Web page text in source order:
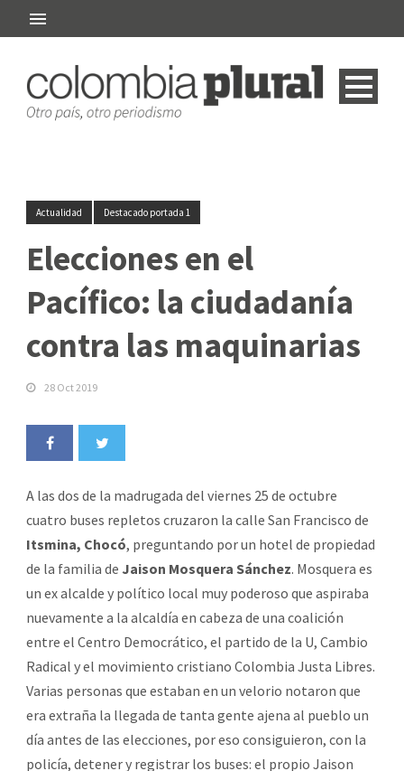
Actualidad Destacado portada 1
Elecciones en el
Pacífico: la ciudadanía
contra las maquinarias
28 Oct 2019
A las dos de la madrugada del viernes 25 de octubre
cuatro buses repletos cruzaron la calle San Francisco de
Itsmina, Chocó, preguntando por un hotel de propiedad
de la familia de Jaison Mosquera Sánchez. Mosquera es
un ex alcalde y político local muy poderoso que aspiraba
nuevamente a la alcaldía en cabeza de una coalición
entre el Centro Democrático, el partido de la U, Cambio
Radical y el movimiento cristiano Colombia Justa Libres.
Varias personas que estaban en un velorio notaron que
era extraña la llegada de tanta gente ajena al pueblo un
día antes de las elecciones, por eso consiguieron, con la
policía, detener y registrar los buses: el propio Jaison